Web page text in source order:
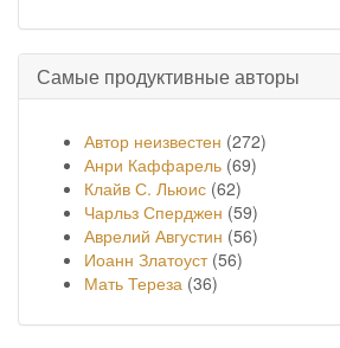
Самые продуктивные авторы
Автор неизвестен (272)
Анри Каффарель (69)
Клайв С. Льюис (62)
Чарльз Сперджен (59)
Аврелий Августин (56)
Иоанн Златоуст(56)
Мать Тереза (36)